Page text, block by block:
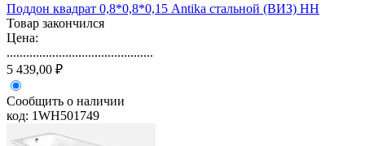
Поддон квадрат 0,8*0,8*0,15 Antika стальной (ВИЗ) НН
Товар закончился
Цена:
.............................................
5 439,00 ₽
Сообщить о наличии
код: 1WH501749